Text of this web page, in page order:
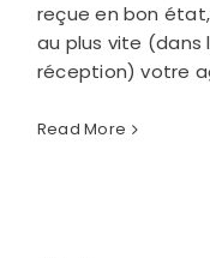
reçue en bon
au plus vite (dans
réception) votre
Read More